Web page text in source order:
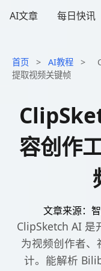
AI文章 每日快讯
首页 > AI教程 >
提取视频关键帧
容创作
文章来源：
ClipSketch AI 是
为视频创作者
计。能解析